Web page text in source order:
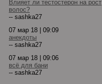
Влияет ли тестостерон на рост
волос?
-- sashka27
07 мар 18 | 09:09
анекдоты
-- sashka27
07 мар 18 | 09:06
всё для бани
-- sashka27